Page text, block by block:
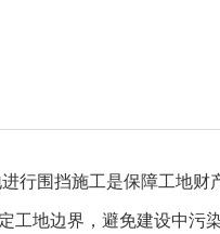
行围挡施工是保障工地财
工地边界，避免建设中污